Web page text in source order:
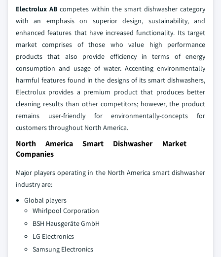
Electrolux AB competes within the smart dishwasher category
with an emphasis on superior design, sustainability, and
enhanced features that have increased functionality. Its target
market comprises of those who value high performance
products that also provide efficiency in terms of energy
consumption and usage of water. Accenting environmentally
harmful features found in the designs of its smart dishwashers,
Electrolux provides a premium product that produces better
cleaning results than other competitors; however, the product
remains user-friendly for environmentally-concepts for
customers throughout North America.
North America Smart Dishwasher Market
Companies
Major players operating in the North America smart dishwasher
industry are:
Global players
Whirlpool Corporation
BSH Hausgeräte GmbH
LG Electronics
Samsung Electronics